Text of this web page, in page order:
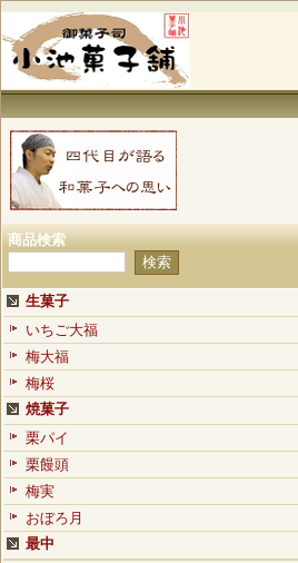
商品検索
生菓子
いちご大福
梅大福
梅桜
焼菓子
栗パイ
栗饅頭
梅実
おぼろ月
最中